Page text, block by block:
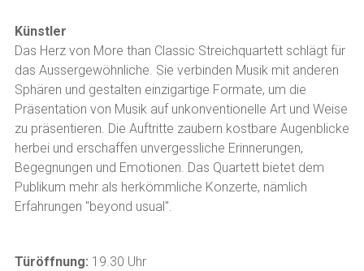
Künstler
Das Herz von More than Classic Streichquartett schlägt für
das Aussergewöhnliche. Sie verbinden Musik mit anderen
Sphären und gestalten einzigartige Formate, um die
Präsentation von Musik auf unkonventionelle Art und Weise
zu präsentieren. Die Auftritte zaubern kostbare Augenblicke
herbei und erschaffen unvergessliche Erinnerungen,
Begegnungen und Emotionen. Das Quartett bietet dem
Publikum mehr als herkömmliche Konzerte, nämlich
Erfahrungen "beyond usual".
Türöffnung: 19.30 Uhr